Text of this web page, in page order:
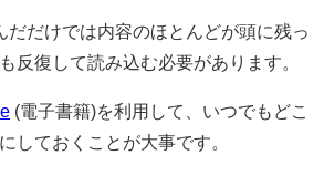
だだけでは内容のほとんどが頭に残っ
反復して読み込む必要があります。
(電子書籍)を利用して、いつでもどこ
しておくことが大事です。